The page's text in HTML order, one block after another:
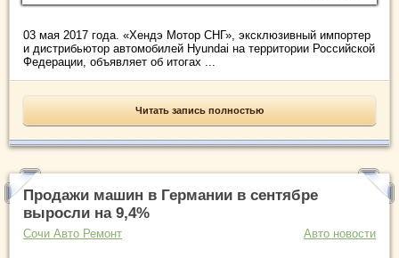
03 мая 2017 года. «Хендэ Мотор СНГ», эксклюзивный импортер
и дистрибьютор автомобилей Hyundai на территории Российской
Федерации, объявляет об итогах ...
Читать запись полностью
Продажи машин в Германии в сентябре
выросли на 9,4%
Сочи Авто Ремонт Авто новости